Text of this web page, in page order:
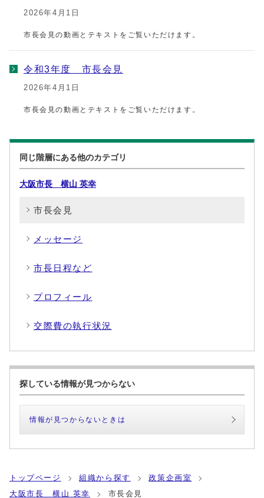
2026年4月1日
市長会見の動画とテキストをご覧いただけます。
令和3年度 市長会見
2026年4月1日
市長会見の動画とテキストをご覧いただけます。
同じ階層にある他のカテゴリ
大阪市長 横山 英幸
市長会見
メッセージ
市長日程など
プロフィール
交際費の執行状況
探している情報が見つからない
情報が見つからないときは
トップページ 組織から探す
政策企画室
大阪市長 横山 英幸
市長会見